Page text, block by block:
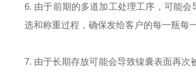
6. 由于前期的多道加工处理工序，可能
选和称重过程，确保发给客户的每一瓶每
7. 由于长期存放可能会导致镍囊表面再